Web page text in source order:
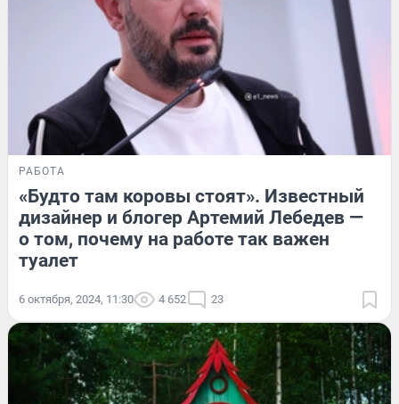
РАБОТА
«Будто там коровы стоят». Известный
дизайнер и блогер Артемий Лебедев —
о том, почему на работе так важен
туалет
6 октября, 2024, 11:30 4 652 23